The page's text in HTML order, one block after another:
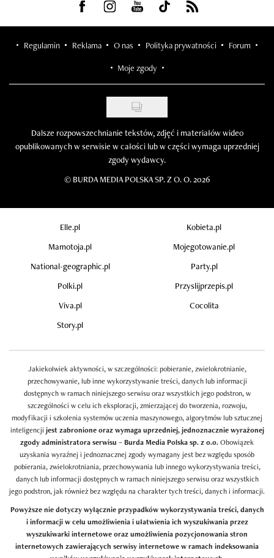
Visit us on Facebook
Visit us on Instagram
Visit us on Youtube
Visit us on Tiktok
Visit us on Rss
Regulamin Reklama O nas Polityka prywatności Forum
Moje zgody
Dalsze rozpowszechnianie tekstów, zdjęć i materiałów wideo
opublikowanych w serwisie w całości lub w części wymaga uprzedniej
zgody wydawcy.
© BURDA MEDIA POLSKA SP. Z O. O. 2026
Elle.pl
Kobieta.pl
Mamotoja.pl
Mojegotowanie.pl
National-geographic.pl
Party.pl
Polki.pl
Przyslijprzepis.pl
Viva.pl
Cocolita
Story.pl
Jakiekolwiek aktywności, w szczególności: pobieranie, zwielokrotnianie,
przechowywanie, lub inne wykorzystywanie treści, danych lub informacji
dostępnych w ramach niniejszego serwisu oraz wszystkich jego podstron, w
szczególności w celu ich eksploracji, zmierzającej do tworzenia, rozwoju,
modyfikacji i szkolenia systemów uczenia maszynowego, algorytmów lub sztucznej
inteligencji jest zabronione oraz wymaga uprzedniej, jednoznacznie wyrażonej
zgody administratora serwisu – Burda Media Polska sp. z o.o.Obowiązek
uzyskania wyraźnej i jednoznacznej zgody wymagany jest bez względu sposób
pobierania, zwielokrotniania, przechowywania lub innego wykorzystywania treści,
danych lub informacji dostępnych w ramach niniejszego serwisu oraz wszystkich
jego podstron, jak również bez względu na charakter tych treści, danych i informacji.
Powyższe nie dotyczy wyłącznie przypadków wykorzystywania treści, danych
i informacji w celu umożliwienia i ułatwienia ich wyszukiwania przez
wyszukiwarki internetowe oraz umożliwienia pozycjonowania stron
internetowych zawierających serwisy internetowe w ramach indeksowania